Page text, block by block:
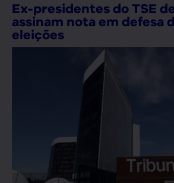
Ex-presidentes do TSE
assinam nota em defesa
eleições